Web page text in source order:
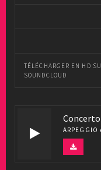
TÉLÉCHARGER EN HD
SOUNDCLOUD
Concerto
ARPEGGIO